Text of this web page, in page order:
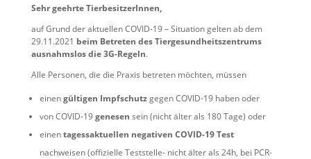
Sehr geehrte TierbesitzerInnen,
auf Grund der aktuellen COVID-19 – Situation gelten ab dem
29.11.2021 beim Betreten des Tiergesundheitszentrums
ausnahmslos die 3G-Regeln.
Alle Personen, die die Praxis betreten möchten, müssen
einengültigen Impfschutzgegen COVID-19 haben oder
von COVID-19genesen sein (nicht älter als 180 Tage) oder
einentagessaktuellen negativen COVID-19 Test
nachweisen (offizielle Teststelle- nicht älter als 24h, bei PCR-